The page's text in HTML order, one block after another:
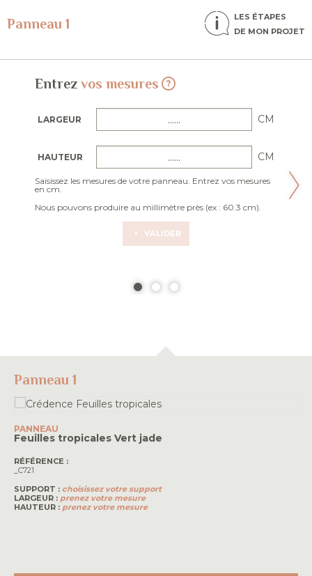
Panneau 1
LES ÉTAPES
DE MON PROJET
Entrez vos mesures
LARGEUR CM
HAUTEUR CM
Saisissez les mesures de votre panneau. Entrez vos mesures
en cm.
Nous pouvons produire au millimètre près (ex : 60.3 cm).
VALIDER
Panneau 1
PANNEAU
Feuilles tropicales Vert jade
RÉFÉRENCE :
_C721
SUPPORT : choisissez votre support
LARGEUR : prenez votre mesure
HAUTEUR : prenez votre mesure